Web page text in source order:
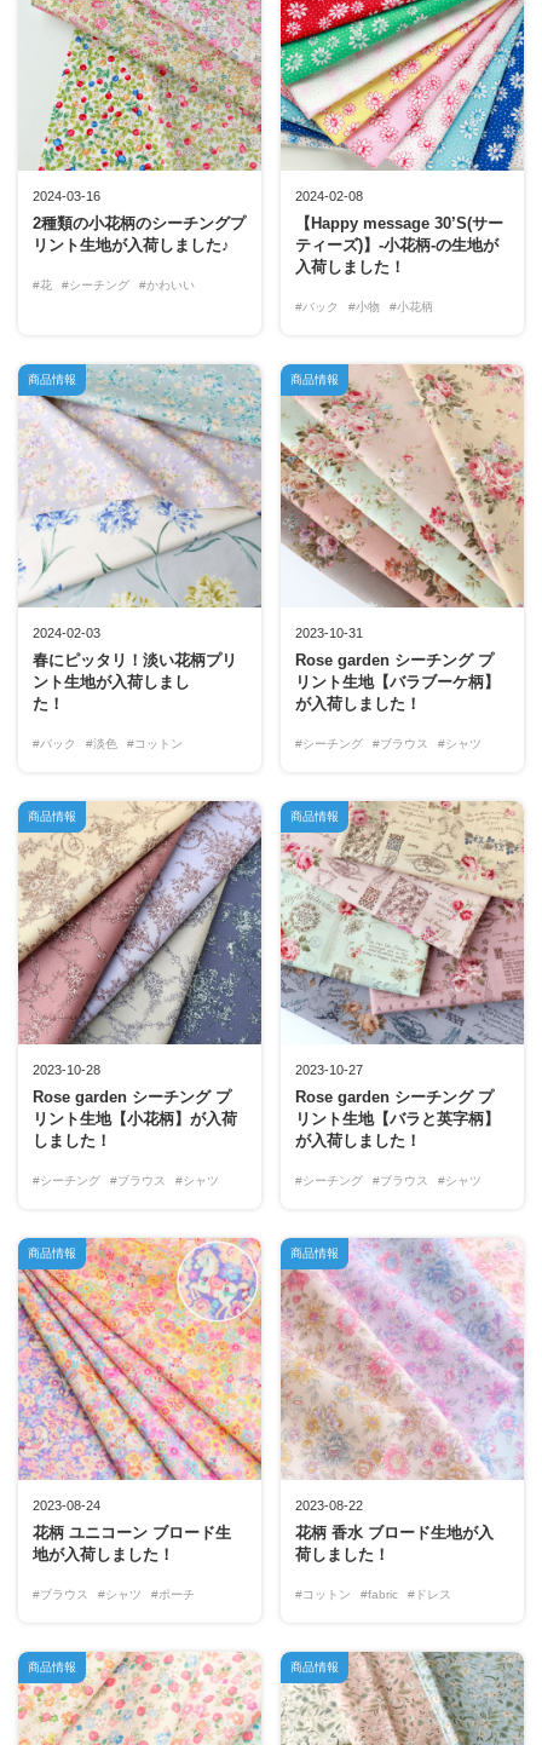
2024-03-16
2種類の小花柄のシーチングプ
リント生地が入荷しました♪
#花 #シーチング #かわいい
2024-02-08
【Happy message 30’S(サー
ティーズ)】-小花柄-の生地が
入荷しました！
#バック #小物 #小花柄
2024-02-03
春にピッタリ！淡い花柄プリ
ント生地が入荷しまし
た！
#バック #淡色 #コットン
商品情報
2023-10-31
Rose garden シーチング プ
リント生地【バラブーケ柄】
が入荷しました！
#シーチング #ブラウス #シャツ
商品情報
2023-10-28
Rose garden シーチング プ
リント生地【小花柄】が入荷
しました！
#シーチング #ブラウス #シャツ
商品情報
2023-10-27
Rose garden シーチング プ
リント生地【バラと英字柄】
が入荷しました！
#シーチング #ブラウス #シャツ
商品情報
2023-08-24
花柄 ユニコーン ブロード生
地が入荷しました！
#ブラウス #シャツ #ポーチ
商品情報
2023-08-22
花柄 香水 ブロード生地が入
荷しました！
#コットン #fabric #ドレス
商品情報
商品情報 商品情報